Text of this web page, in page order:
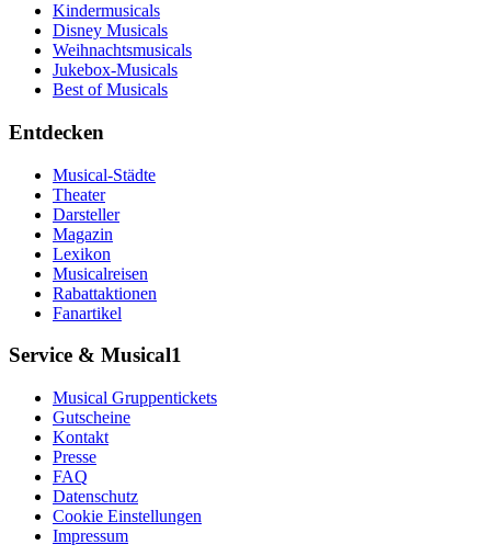
Kindermusicals
Disney Musicals
Weihnachtsmusicals
Jukebox-Musicals
Best of Musicals
Entdecken
Musical-Städte
Theater
Darsteller
Magazin
Lexikon
Musicalreisen
Rabattaktionen
Fanartikel
Service & Musical1
Musical Gruppentickets
Gutscheine
Kontakt
Presse
FAQ
Datenschutz
Cookie Einstellungen
Impressum